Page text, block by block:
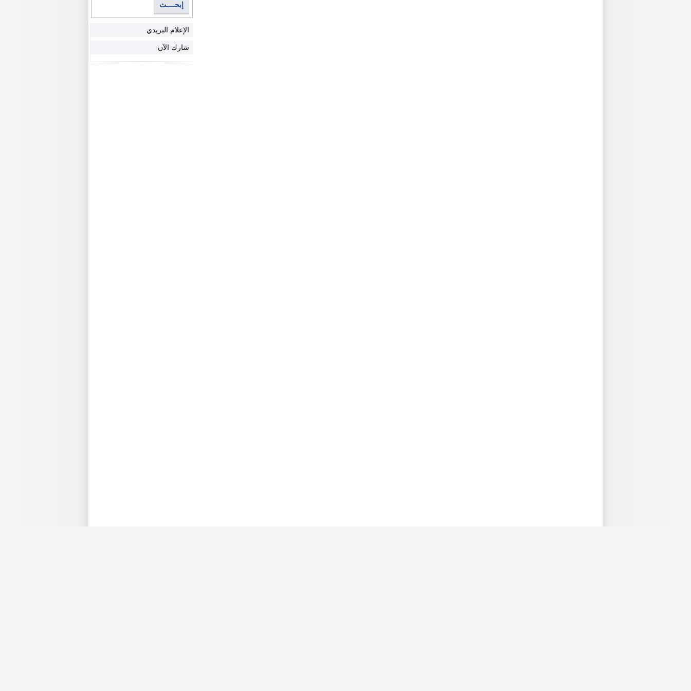
إبحــــث
الإعلام البريدي
شارك الآن